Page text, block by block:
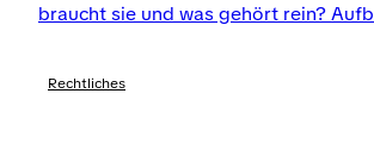
braucht sie und was gehört rein?
Experteneinschätzungen.
Rechtliches